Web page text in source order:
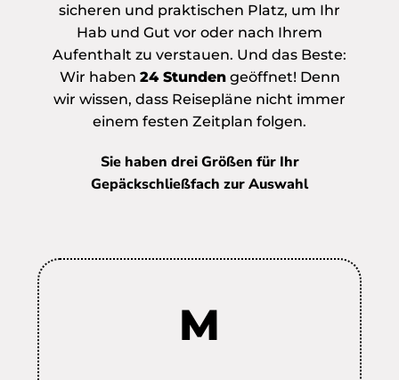
sicheren und praktischen Platz, um Ihr
Hab und Gut vor oder nach Ihrem
Aufenthalt zu verstauen. Und das Beste:
Wir haben 24 Stundengeöffnet! Denn
wir wissen, dass Reisepläne nicht immer
einem festen Zeitplan folgen.
Sie haben drei Größen für Ihr
Gepäckschließfach zur Auswahl
M